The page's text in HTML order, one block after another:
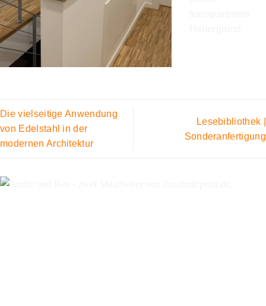
Die vielseitige Anwendung
von Edelstahl in der
modernen Architektur
Lesebibliothek |
Sonderanfertigung